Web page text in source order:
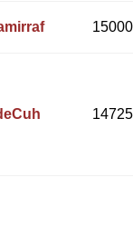
15000
14725